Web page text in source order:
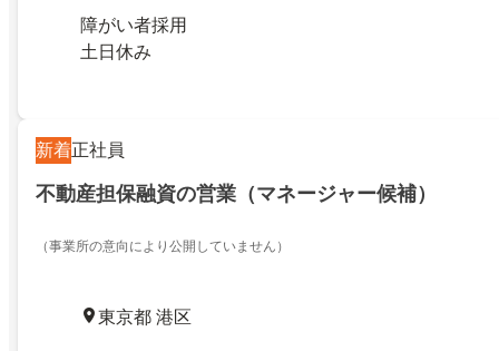
障がい者採用
土日休み
新着正社員
不動産担保融資の営業（マネージャー候補）
（事業所の意向により公開していません）
東京都 港区